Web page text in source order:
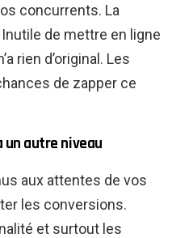
concurrents. La
de mettre en ligne
rien d’original. Les
de zapper ce
un autre niveau
aux attentes de vos
les conversions.
et surtout les